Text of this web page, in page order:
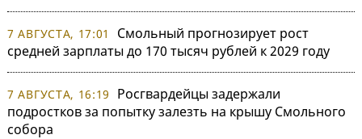
7 АВГУСТА, 17:01
Смольный прогнозирует рост
средней зарплаты до 170 тысяч рублей к 2029 году
7 АВГУСТА, 16:19
Росгвардейцы задержали
подростков за попытку залезть на крышу Смольного
собора